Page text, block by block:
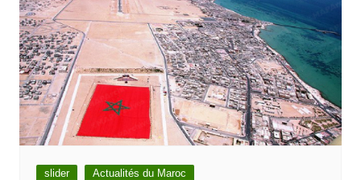
slider Actualités du Maroc